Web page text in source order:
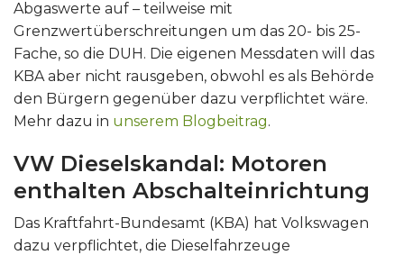
Abgaswerte auf – teilweise mit
Grenzwertüberschreitungen um das 20- bis 25-
Fache, so die DUH. Die eigenen Messdaten will das
KBA aber nicht rausgeben, obwohl es als Behörde
den Bürgern gegenüber dazu verpflichtet wäre.
Mehr dazu in unserem Blogbeitrag.
VW Dieselskandal: Motoren
enthalten Abschalteinrichtung
Das Kraftfahrt-Bundesamt (KBA) hat Volkswagen
dazu verpflichtet, die Dieselfahrzeuge